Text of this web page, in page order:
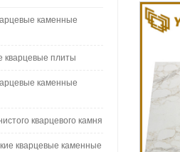
каменные
кварцевые плиты
каменные
кварцевого камня
кварцевые каменные